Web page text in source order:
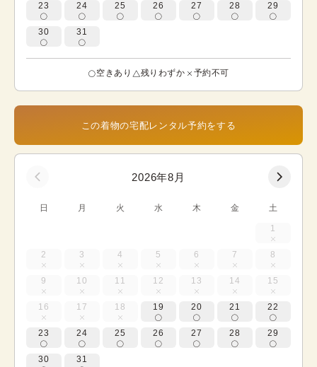
23 24 25 26 27 28 29
30 31
空きあり 残りわずか 予約不可
この着物の宅配レンタル予約をする
2026年8月
日 月 火 水 木 金 土
1
2 3 4 5 6 7 8
9 10 11 12 13 14 15
16 17 18 19 20 21 22
23 24 25 26 27 28 29
30 31